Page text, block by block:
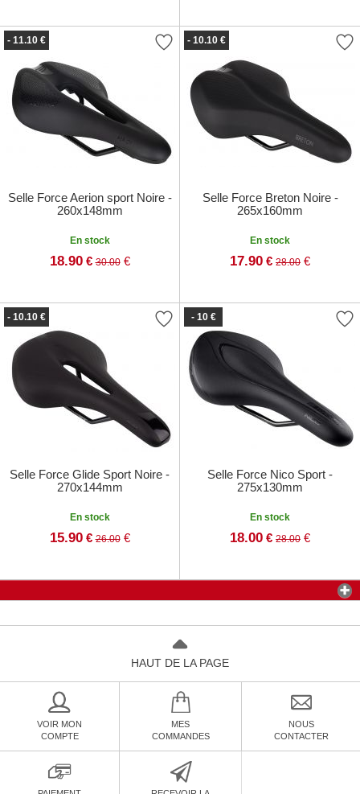
- 11.10 €
Selle Force Aerion sport Noire -
260x148mm
En stock
18.90 € 30.00€
- 10.10 €
Selle Force Breton Noire -
265x160mm
En stock
17.90 € 28.00 €
- 10.10 €
Selle Force Glide Sport Noire -
270x144mm
En stock
15.90 € 26.00€
- 10 €
Selle Force Nico Sport -
275x130mm
En stock
18.00 € 28.00 €
HAUT DE LA PAGE
VOIR MON
COMPTE
MES
COMMANDES
NOUS
CONTACTER